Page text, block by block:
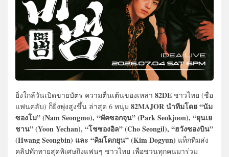
ยิ่งใกล้วันเปิดขายบัตร ความตื่นเต้นของเหล่า 82DE ชาวไทย (ชื่อ
แฟนคลับ) ก็ยิ่งพุ่งสูงขึ้น ล่าสุด 6 หนุ่ม 82MAJOR นำทีมโดย “นัม
ซองโม” (Nam Seongmo), “พัคซอกจุน” (Park Seokjoon), “ยุนเย
ชาน” (Yoon Yechan), “โชซองอิล” (Cho Seongil), “ฮวังซองบิน”
(Hwang Seongbin) และ “คิมโดกยุน” (Kim Dogyun) แท็กทีมส่ง
คลิปทักทายสุดพิเศษถึงแฟนๆ ชาวไทย เพื่อชวนทุกคนมาร่วม